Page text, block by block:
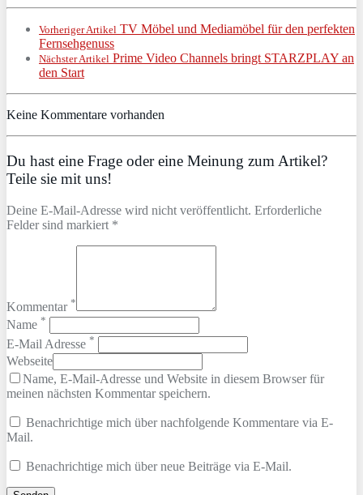
Vorheriger Artikel TV Möbel und Mediamöbel für den perfekten
Fernsehgenuss
Nächster Artikel Prime Video Channels bringt STARZPLAY an
den Start
Keine Kommentare vorhanden
Du hast eine Frage oder eine Meinung zum Artikel?
Teile sie mit uns!
Deine E-Mail-Adresse wird nicht veröffentlicht. Erforderliche
Felder sind markiert *
Kommentar *
Name *
E-Mail Adresse *
Webseite
Name, E-Mail-Adresse und Website in diesem Browser für
meinen nächsten Kommentar speichern.
Benachrichtige mich über nachfolgende Kommentare via E-
Mail.
Benachrichtige mich über neue Beiträge via E-Mail.